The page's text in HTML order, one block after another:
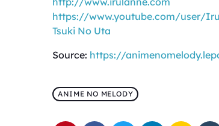
https://www.youtube.com/user/
Tsuki No Uta
Source: https://
ANIME NO MELODY